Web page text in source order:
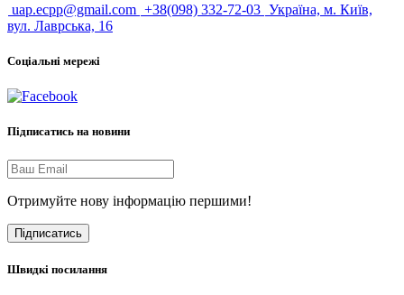
uap.ecpp@gmail.com +38(098) 332-72-03 Україна, м. Київ,
вул. Лаврська, 16
Соціальні мережі
Підписатись на новини
Отримуйте нову інформацію першими!
Підписатись
Швидкі посилання